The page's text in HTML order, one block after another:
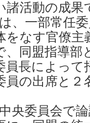
諸活動の成果
、一部常任
をなす官僚主
、同盟指導部
員長によって
員の出席と
央委員会で